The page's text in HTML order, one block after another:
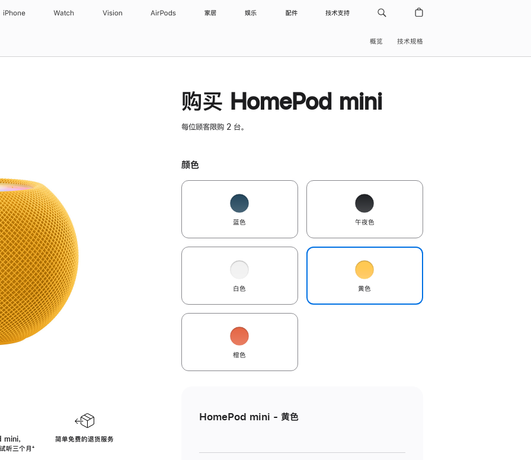
iPhone Watch Vision AirPods 家居 娱乐 配件 技术支持
概览 技术规格
，
听三个月脚
⁺
简单免费的退货服务
购买 HomePod mini
每位顾客限购 2 台。
颜色
蓝色 午夜色
白色 黄色
橙色
HomePod mini - 黄色